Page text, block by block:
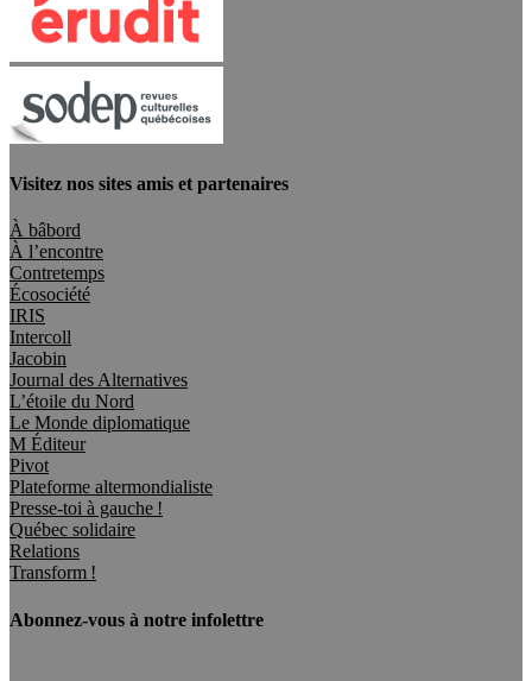
Visitez nos sites amis et partenaires
À bâbord
À l’encontre
Contretemps
Écosociété
IRIS
Intercoll
Jacobin
Journal des Alternatives
L’étoile du Nord
Le Monde diplomatique
M Éditeur
Pivot
Plateforme altermondialiste
Presse-toi à gauche !
Québec solidaire
Relations
Transform !
Abonnez-vous à notre infolettre